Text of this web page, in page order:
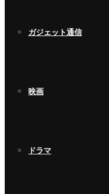
ガジェット通信
映画
ドラマ